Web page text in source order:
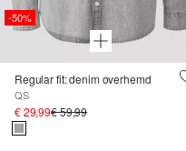
-50%
Regular fit: denim overhemd
QS
€ 29,99€ 59,99